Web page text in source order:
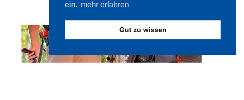
ein. mehr erfahren
Gut zu wissen